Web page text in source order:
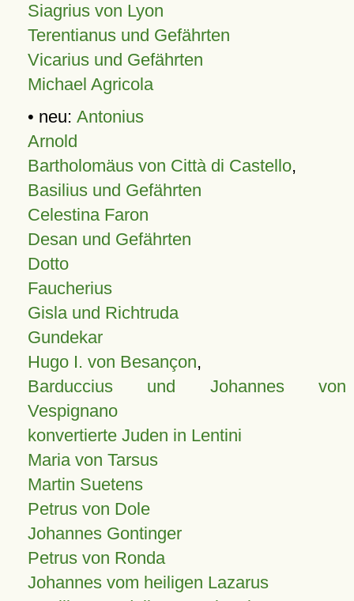
Siagrius von Lyon
Terentianus und Gefährten
Vicarius und Gefährten
Michael Agricola
• neu: Antonius
Arnold
Bartholomäus von Città di Castello,
Basilius und Gefährten
Celestina Faron
Desan und Gefährten
Dotto
Faucherius
Gisla und Richtruda
Gundekar
Hugo I. von Besançon,
Barduccius und Johannes von
Vespignano
konvertierte Juden in Lentini
Maria von Tarsus
Martin Suetens
Petrus von Dole
Johannes Gontinger
Petrus von Ronda
Johannes vom heiligen Lazarus